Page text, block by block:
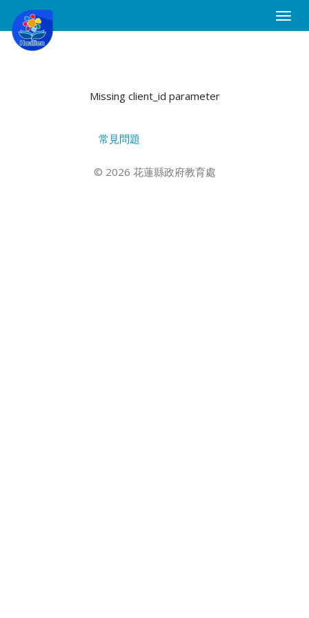
Toggle
Missing client_id parameter
常見問題
© 2026 花蓮縣政府教育處